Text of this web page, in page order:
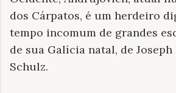
dos Cárpatos, é um herdeiro
tempo incomum de grandes
de sua Galícia natal, de
Schulz.